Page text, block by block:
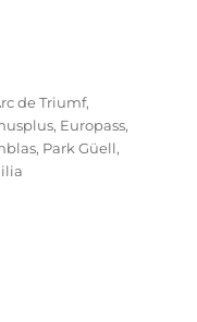
de Triumf,
, Europass,
, Park Güell,